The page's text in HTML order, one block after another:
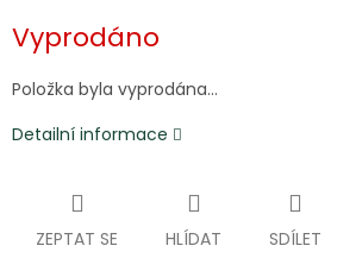
cena:
Vyprodáno
Položka byla vyprodána…
Detailní informace
ZEPTAT SE HLÍDAT SDÍLET